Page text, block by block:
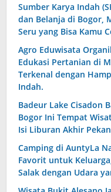
Sumber Karya Indah
dan Belanja di Bogor,
Seru yang Bisa Kamu
Agro Eduwisata
Edukasi Pertanian di
Terkenal dengan
Indah.
Badeur Lake Cisadon
Bogor Ini Tempat
Isi Liburan Akhir
Camping di AuntyLa
Favorit untuk
Salak dengan Udara